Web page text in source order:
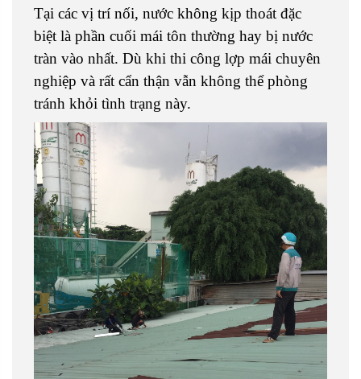
Tại các vị trí nối, nước không kịp thoát đặc
biệt là phần cuối mái tôn thường hay bị nước
tràn vào nhất. Dù khi thi công lợp mái chuyên
nghiệp và rất cẩn thận vẫn không thể phòng
tránh khỏi tình trạng này.